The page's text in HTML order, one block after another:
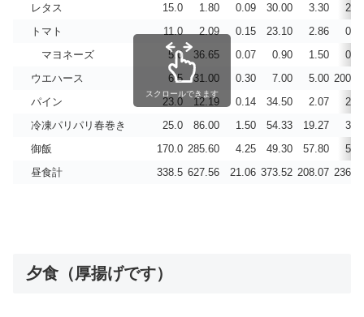
レタス
15.0 1.80 0.09 30.00 3.30
トマト
11.0 2.09 0.15 23.10 2.86
マヨネーズ
5.0 36.65 0.07 0.90 1.50
ウエハース
6.5 31.00 0.30 7.00 5.00
パイン
23.0 12.19 0.14 34.50 2.07
冷凍パリパリ春巻き
25.0 86.00 1.50 54.33 19.27
御飯
170.0 285.60 4.25 49.30 57.80
昼食計
338.5 627.56 21.06 373.52 208.07
スクロールできます
夕食（厚揚げです）